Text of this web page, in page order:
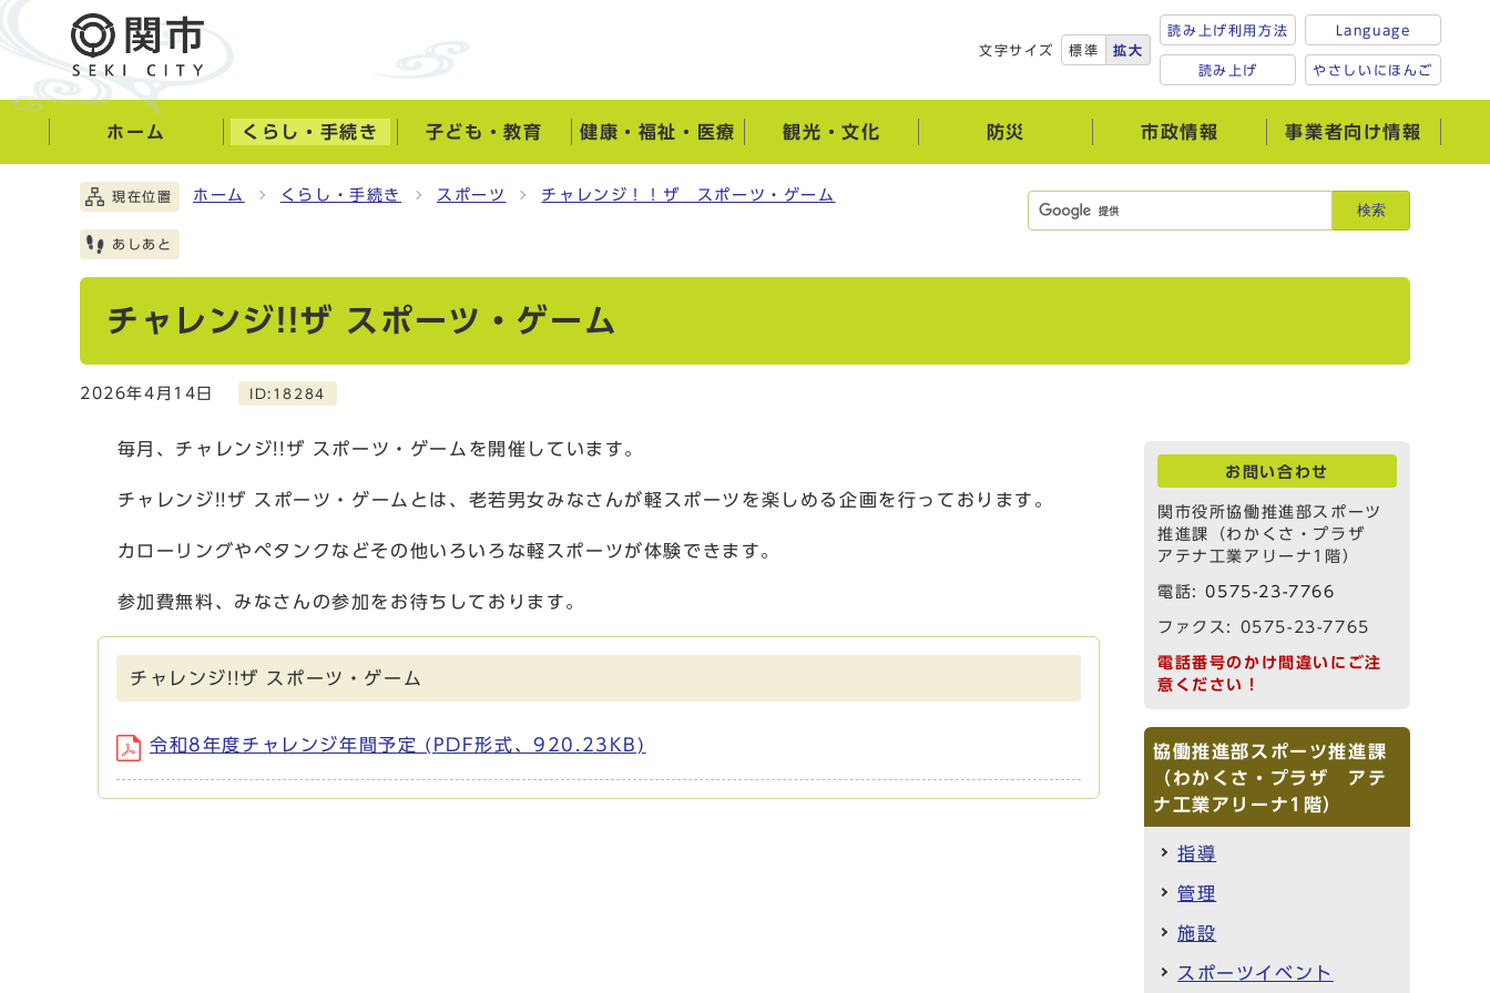
文字サイズ 標準 拡大
読み上げ利用方法
読み上げ
Language
やさしいにほんご
ホーム くらし・手続き 子ども・教育 健康・福祉・医療 観光・文化 防災 市政情報 事業者向け情報
検索
現在位置 ホーム くらし・手続き スポーツ チャレンジ！！ザ スポーツ・ゲーム
あしあと
チャレンジ!!ザ スポーツ・ゲーム
2026年4月14日 ID:18284
毎月、チャレンジ!!ザ スポーツ・ゲームを開催しています。
チャレンジ!!ザ スポーツ・ゲームとは、老若男女みなさんが軽スポーツを楽しめる企画を行っております。
カローリングやペタンクなどその他いろいろな軽スポーツが体験できます。
参加費無料、みなさんの参加をお待ちしております。
チャレンジ!!ザ スポーツ・ゲーム
令和8年度チャレンジ年間予定 (PDF形式、920.23KB)
お問い合わせ
関市役所協働推進部スポーツ
推進課（わかくさ・プラザ
アテナ工業アリーナ1階）
電話:0575-23-7766
ファクス: 0575-23-7765
電話番号のかけ間違いにご注
意ください！
協働推進部スポーツ推進課
（わかくさ・プラザ アテ
ナ工業アリーナ1階）
指導
管理
施設
スポーツイベント